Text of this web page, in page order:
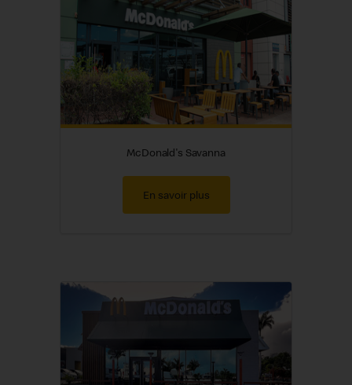
McDonald's Savanna
En savoir plus